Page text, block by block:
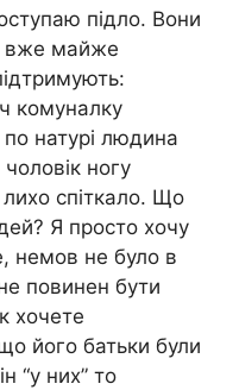
підло. Вони
вже майже
комуналку
натурі людина
ногу
спіткало. Що
Я просто хочу
немов не було в
повинен бути
хочете
його батьки були
“у них” то